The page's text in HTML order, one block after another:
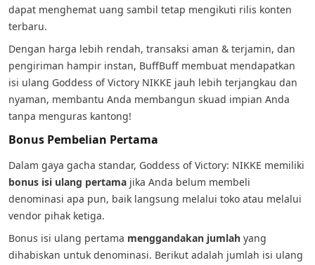
dapat menghemat uang sambil tetap mengikuti rilis konten
terbaru.
Dengan harga lebih rendah, transaksi aman & terjamin, dan
pengiriman hampir instan, BuffBuff membuat mendapatkan
isi ulang Goddess of Victory NIKKE jauh lebih terjangkau dan
nyaman, membantu Anda membangun skuad impian Anda
tanpa menguras kantong!
Bonus Pembelian Pertama
Dalam gaya gacha standar, Goddess of Victory: NIKKE memiliki
bonus isi ulang pertama jika Anda belum membeli
denominasi apa pun, baik langsung melalui toko atau melalui
vendor pihak ketiga.
Bonus isi ulang pertama menggandakan jumlah yang
dihabiskan untuk denominasi. Berikut adalah jumlah isi ulang